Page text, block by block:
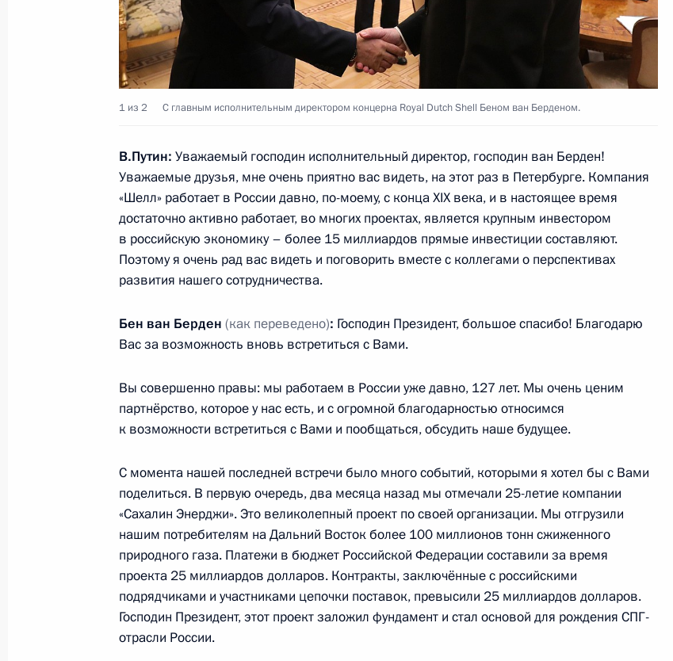
Дополнен перечень полномочий Правительства в области
газоснабжения
26 июля 2019 года, 16:50
стимулирования нефтяной отрасли
20 июля 2019 года, 19:00
Встреча с главой Royal Dutch Shell Беном ван Берденом
18 июля 2019 года, 18:00
II Глобальный саммит по производству и индустриализации
Виктором Зубковым
2 июля 2019 года, 13:30
Встреча с участниками Второго Российско-китайского
энергетического форума
7 июня 2019 года, 14:00
1 из 2 С главным исполнительным директором концерна Royal Dutch Shell Беном ван Берденом.
В.Путин: Уважаемый господин исполнительный директор, господин ван Берден!
Уважаемые друзья, мне очень приятно вас видеть, на этот раз в Петербурге. Компания
«Шелл» работает в России давно, по-моему, с конца XIX века, и в настоящее время
достаточно активно работает, во многих проектах, является крупным инвестором
в российскую экономику – более 15 миллиардов прямые инвестиции составляют.
Поэтому я очень рад вас видеть и поговорить вместе с коллегами о перспективах
развития нашего сотрудничества.
Бен ван Берден (как переведено): Господин Президент, большое спасибо! Благодарю
Вас за возможность вновь встретиться с Вами.
Вы совершенно правы: мы работаем в России уже давно, 127 лет. Мы очень ценим
партнёрство, которое у нас есть, и с огромной благодарностью относимся
к возможности встретиться с Вами и пообщаться, обсудить наше будущее.
С момента нашей последней встречи было много событий, которыми я хотел бы с Вами
поделиться. В первую очередь, два месяца назад мы отмечали 25-летие компании
«Сахалин Энерджи». Это великолепный проект по своей организации. Мы отгрузили
нашим потребителям на Дальний Восток более 100 миллионов тонн сжиженного
природного газа. Платежи в бюджет Российской Федерации составили за время
проекта 25 миллиардов долларов. Контракты, заключённые с российскими
подрядчиками и участниками цепочки поставок, превысили 25 миллиардов долларов.
Господин Президент, этот проект заложил фундамент и стал основой для рождения СПГ-
отрасли России.